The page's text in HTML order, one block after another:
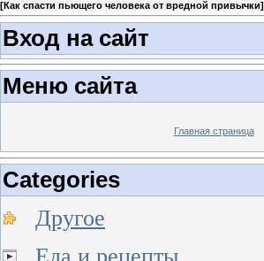
[Как спасти пьющего человека от вредной привычки]
Вход на сайт
Меню сайта
Главная страница
Categories
Другое